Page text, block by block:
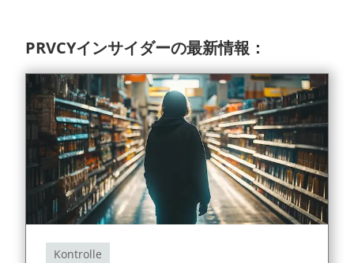
PRVCYインサイダーの最新情報：
Kontrolle